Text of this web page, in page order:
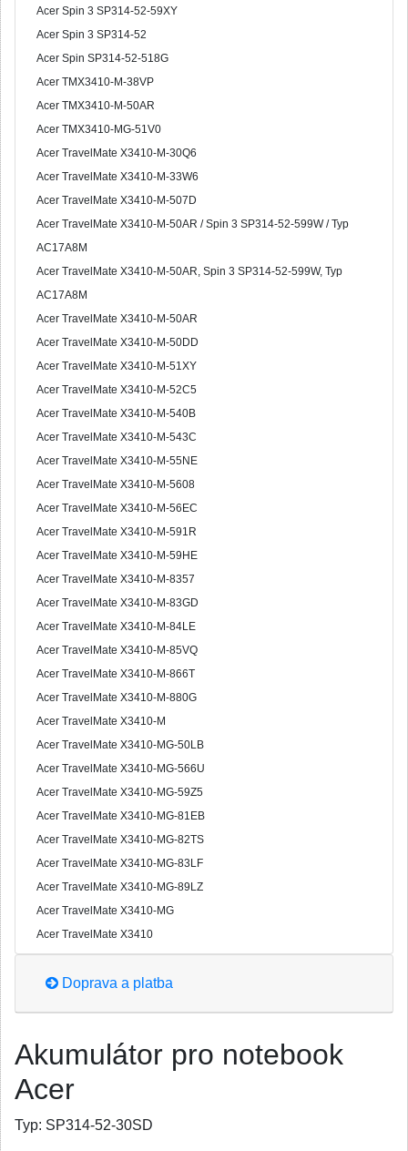
Acer Spin 3 SP314-52-59XY
Acer Spin 3 SP314-52
Acer Spin SP314-52-518G
Acer TMX3410-M-38VP
Acer TMX3410-M-50AR
Acer TMX3410-MG-51V0
Acer TravelMate X3410-M-30Q6
Acer TravelMate X3410-M-33W6
Acer TravelMate X3410-M-507D
Acer TravelMate X3410-M-50AR / Spin 3 SP314-52-599W / Typ
AC17A8M
Acer TravelMate X3410-M-50AR, Spin 3 SP314-52-599W, Typ
AC17A8M
Acer TravelMate X3410-M-50AR
Acer TravelMate X3410-M-50DD
Acer TravelMate X3410-M-51XY
Acer TravelMate X3410-M-52C5
Acer TravelMate X3410-M-540B
Acer TravelMate X3410-M-543C
Acer TravelMate X3410-M-55NE
Acer TravelMate X3410-M-5608
Acer TravelMate X3410-M-56EC
Acer TravelMate X3410-M-591R
Acer TravelMate X3410-M-59HE
Acer TravelMate X3410-M-8357
Acer TravelMate X3410-M-83GD
Acer TravelMate X3410-M-84LE
Acer TravelMate X3410-M-85VQ
Acer TravelMate X3410-M-866T
Acer TravelMate X3410-M-880G
Acer TravelMate X3410-M
Acer TravelMate X3410-MG-50LB
Acer TravelMate X3410-MG-566U
Acer TravelMate X3410-MG-59Z5
Acer TravelMate X3410-MG-81EB
Acer TravelMate X3410-MG-82TS
Acer TravelMate X3410-MG-83LF
Acer TravelMate X3410-MG-89LZ
Acer TravelMate X3410-MG
Acer TravelMate X3410
Doprava a platba
Akumulátor pro notebook
Acer
Typ: SP314-52-30SD